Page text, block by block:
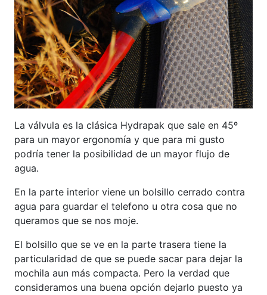
La válvula es la clásica Hydrapak que sale en 45º
para un mayor ergonomía y que para mi gusto
podría tener la posibilidad de un mayor flujo de
agua.
En la parte interior viene un bolsillo cerrado contra
agua para guardar el telefono u otra cosa que no
queramos que se nos moje.
El bolsillo que se ve en la parte trasera tiene la
particularidad de que se puede sacar para dejar la
mochila aun más compacta. Pero la verdad que
consideramos una buena opción dejarlo puesto ya